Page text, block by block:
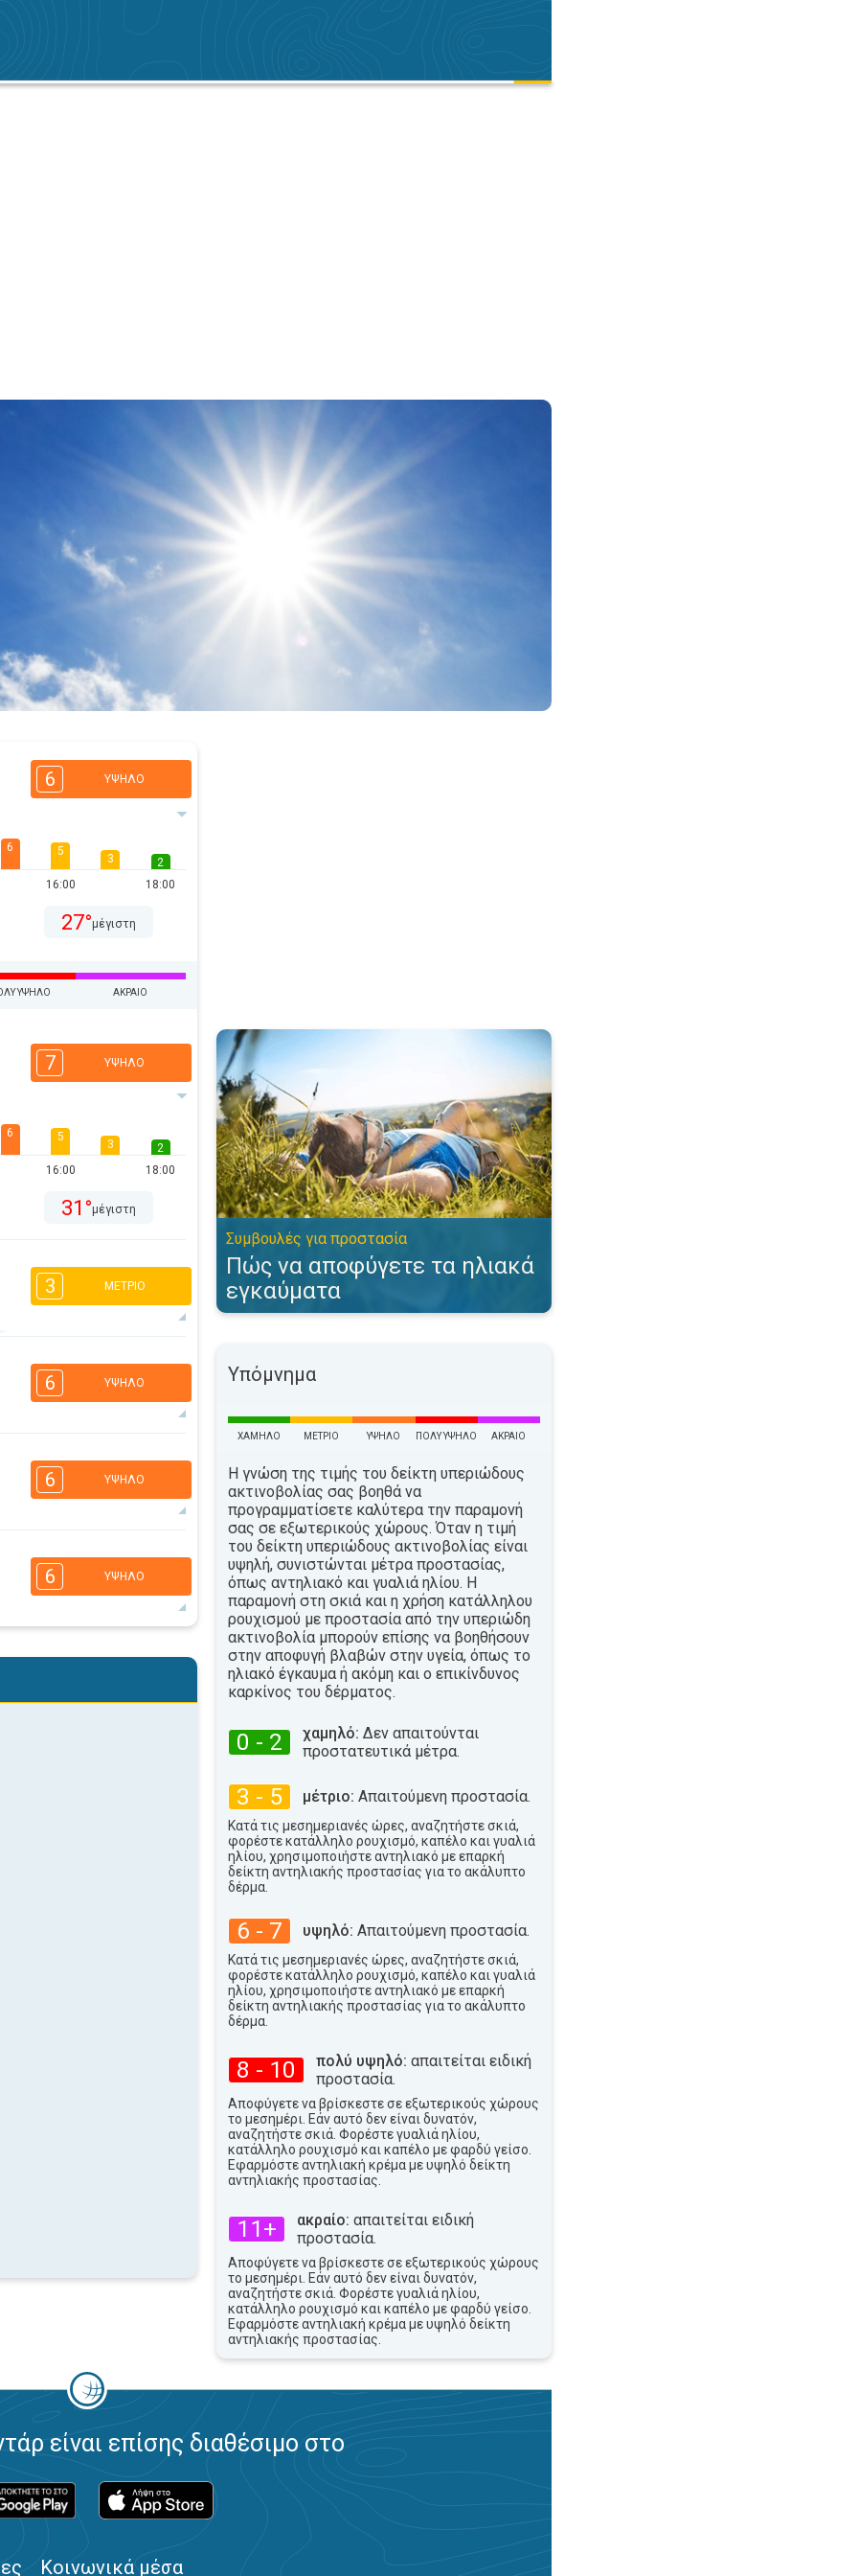
6 ΥΨΗΛΌ
6 5
16:00
3
2
18:00
27°μέγιστη
ΥΨΗΛΌ ΑΚΡΑΊΟ
7 ΥΨΗΛΌ
6 5
16:00
3
2
18:00
31°μέγιστη
3 ΜΈΤΡΙΟ
16:00
6 ΥΨΗΛΌ
16:00
3
2
32°
6 ΥΨΗΛΌ
16:00
3
2
32°
6 ΥΨΗΛΌ
3
2
Πώς να αποφύγετε τα ηλιακά εγκαύματα. Συμβουλές για προστασία. . .
Συμβουλές για προστασία
Πώς να αποφύγετε τα ηλιακά
εγκαύματα
Υπόμνημα
ΧΑΜΗΛΌ ΜΈΤΡΙΟ ΥΨΗΛΌ ΠΟΛΎ ΥΨΗΛΌ ΑΚΡΑΊΟ
Η γνώση της τιμής του δείκτη υπεριώδους
ακτινοβολίας σας βοηθά να
προγραμματίσετε καλύτερα την παραμονή
σας σε εξωτερικούς χώρους. Όταν η τιμή
του δείκτη υπεριώδους ακτινοβολίας είναι
υψηλή, συνιστώνται μέτρα προστασίας,
όπως αντηλιακό και γυαλιά ηλίου. Η
παραμονή στη σκιά και η χρήση κατάλληλου
ρουχισμού με προστασία από την υπεριώδη
ακτινοβολία μπορούν επίσης να βοηθήσουν
στην αποφυγή βλαβών στην υγεία, όπως το
ηλιακό έγκαυμα ή ακόμη και ο επικίνδυνος
καρκίνος του δέρματος.
0 - 2 χαμηλό: Δεν απαιτούνται
προστατευτικά μέτρα.
3 - 5 μέτριο: Απαιτούμενη προστασία.
Κατά τις μεσημεριανές ώρες, αναζητήστε σκιά,
φορέστε κατάλληλο ρουχισμό, καπέλο και γυαλιά
ηλίου, χρησιμοποιήστε αντηλιακό με επαρκή
δείκτη αντηλιακής προστασίας για το ακάλυπτο
δέρμα.
6 - 7 υψηλό: Απαιτούμενη προστασία.
Κατά τις μεσημεριανές ώρες, αναζητήστε σκιά,
φορέστε κατάλληλο ρουχισμό, καπέλο και γυαλιά
ηλίου, χρησιμοποιήστε αντηλιακό με επαρκή
δείκτη αντηλιακής προστασίας για το ακάλυπτο
δέρμα.
8 - 10 πολύ υψηλό: απαιτείται ειδική
προστασία.
Αποφύγετε να βρίσκεστε σε εξωτερικούς χώρους
το μεσημέρι. Εάν αυτό δεν είναι δυνατόν,
αναζητήστε σκιά. Φορέστε γυαλιά ηλίου,
κατάλληλο ρουχισμό και καπέλο με φαρδύ γείσο.
Εφαρμόστε αντηλιακή κρέμα με υψηλό δείκτη
αντηλιακής προστασίας.
11+ ακραίο: απαιτείται ειδική
προστασία.
Αποφύγετε να βρίσκεστε σε εξωτερικούς χώρους
το μεσημέρι. Εάν αυτό δεν είναι δυνατόν,
αναζητήστε σκιά. Φορέστε γυαλιά ηλίου,
κατάλληλο ρουχισμό και καπέλο με φαρδύ γείσο.
Εφαρμόστε αντηλιακή κρέμα με υψηλό δείκτη
αντηλιακής προστασίας.
είναι επίσης διαθέσιμο στο
Κοινωνικά μέσα